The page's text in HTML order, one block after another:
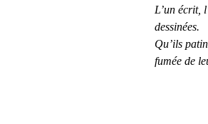
L’un écrit,
dessinées.
Qu’ils
fumée de